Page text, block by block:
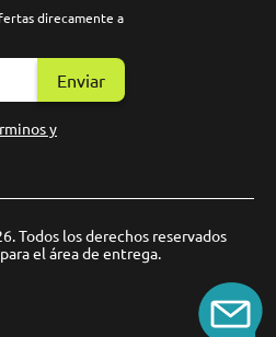
direcamente a
Enviar
y
Todos los derechos reservados
el área de entrega.